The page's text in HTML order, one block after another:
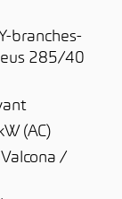
branches-
285/40
(AC)
/